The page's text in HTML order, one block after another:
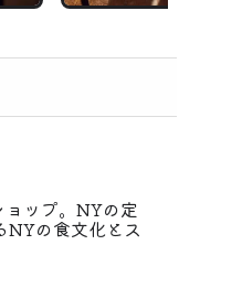
ップ。NYの定
NYの食文化とス